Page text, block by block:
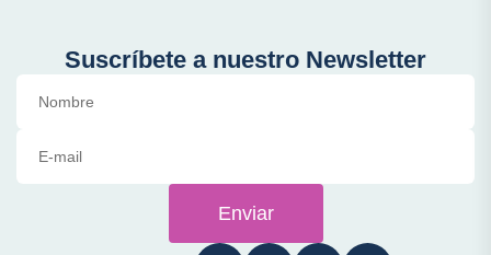
Suscríbete a nuestro Newsletter
Enviar